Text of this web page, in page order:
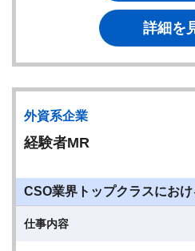
詳細を
外資系企業
経験者MR
CSO業界トップクラスにおけ
仕事内容